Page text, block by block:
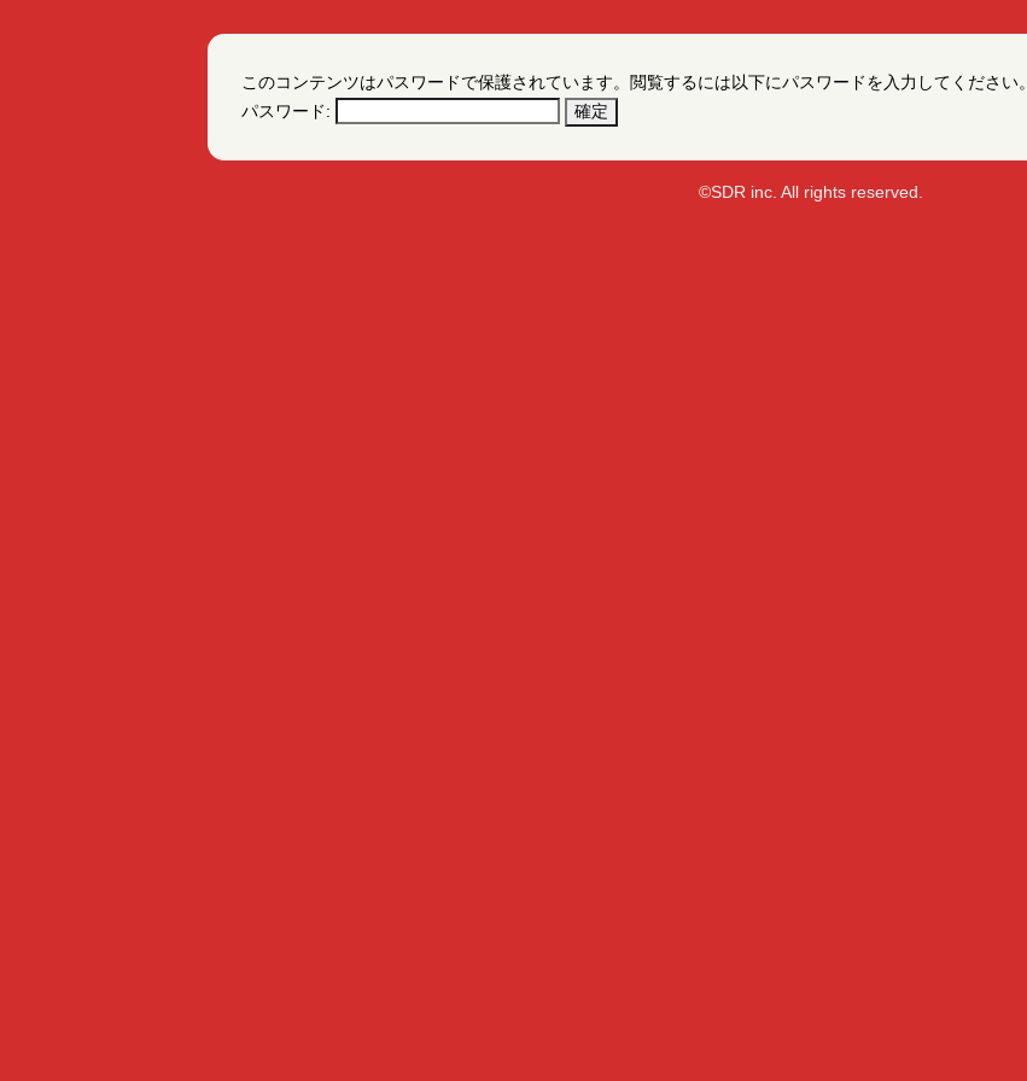
このコンテンツはパスワードで保護されています。閲覧するには以下にパスワードを入力してください。
パスワード:
©SDR inc. All rights reserved.